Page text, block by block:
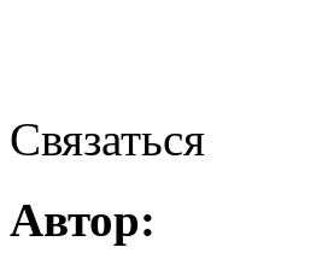
Связаться
Автор: